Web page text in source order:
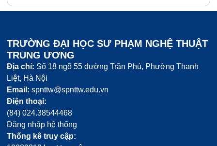
TRƯỜNG ĐẠI HỌC SƯ PHẠM NGHỆ THUẬT
TRUNG ƯƠNG
Địa chỉ: Số 18 ngõ 55 đường Trần Phú, Phường Thanh
Liệt, Hà Nội
Email: spnttw@spnttw.edu.vn
Điện thoại:
(84) 024.38544468
Đăng nhập hệ thống
Thống kê truy cập: